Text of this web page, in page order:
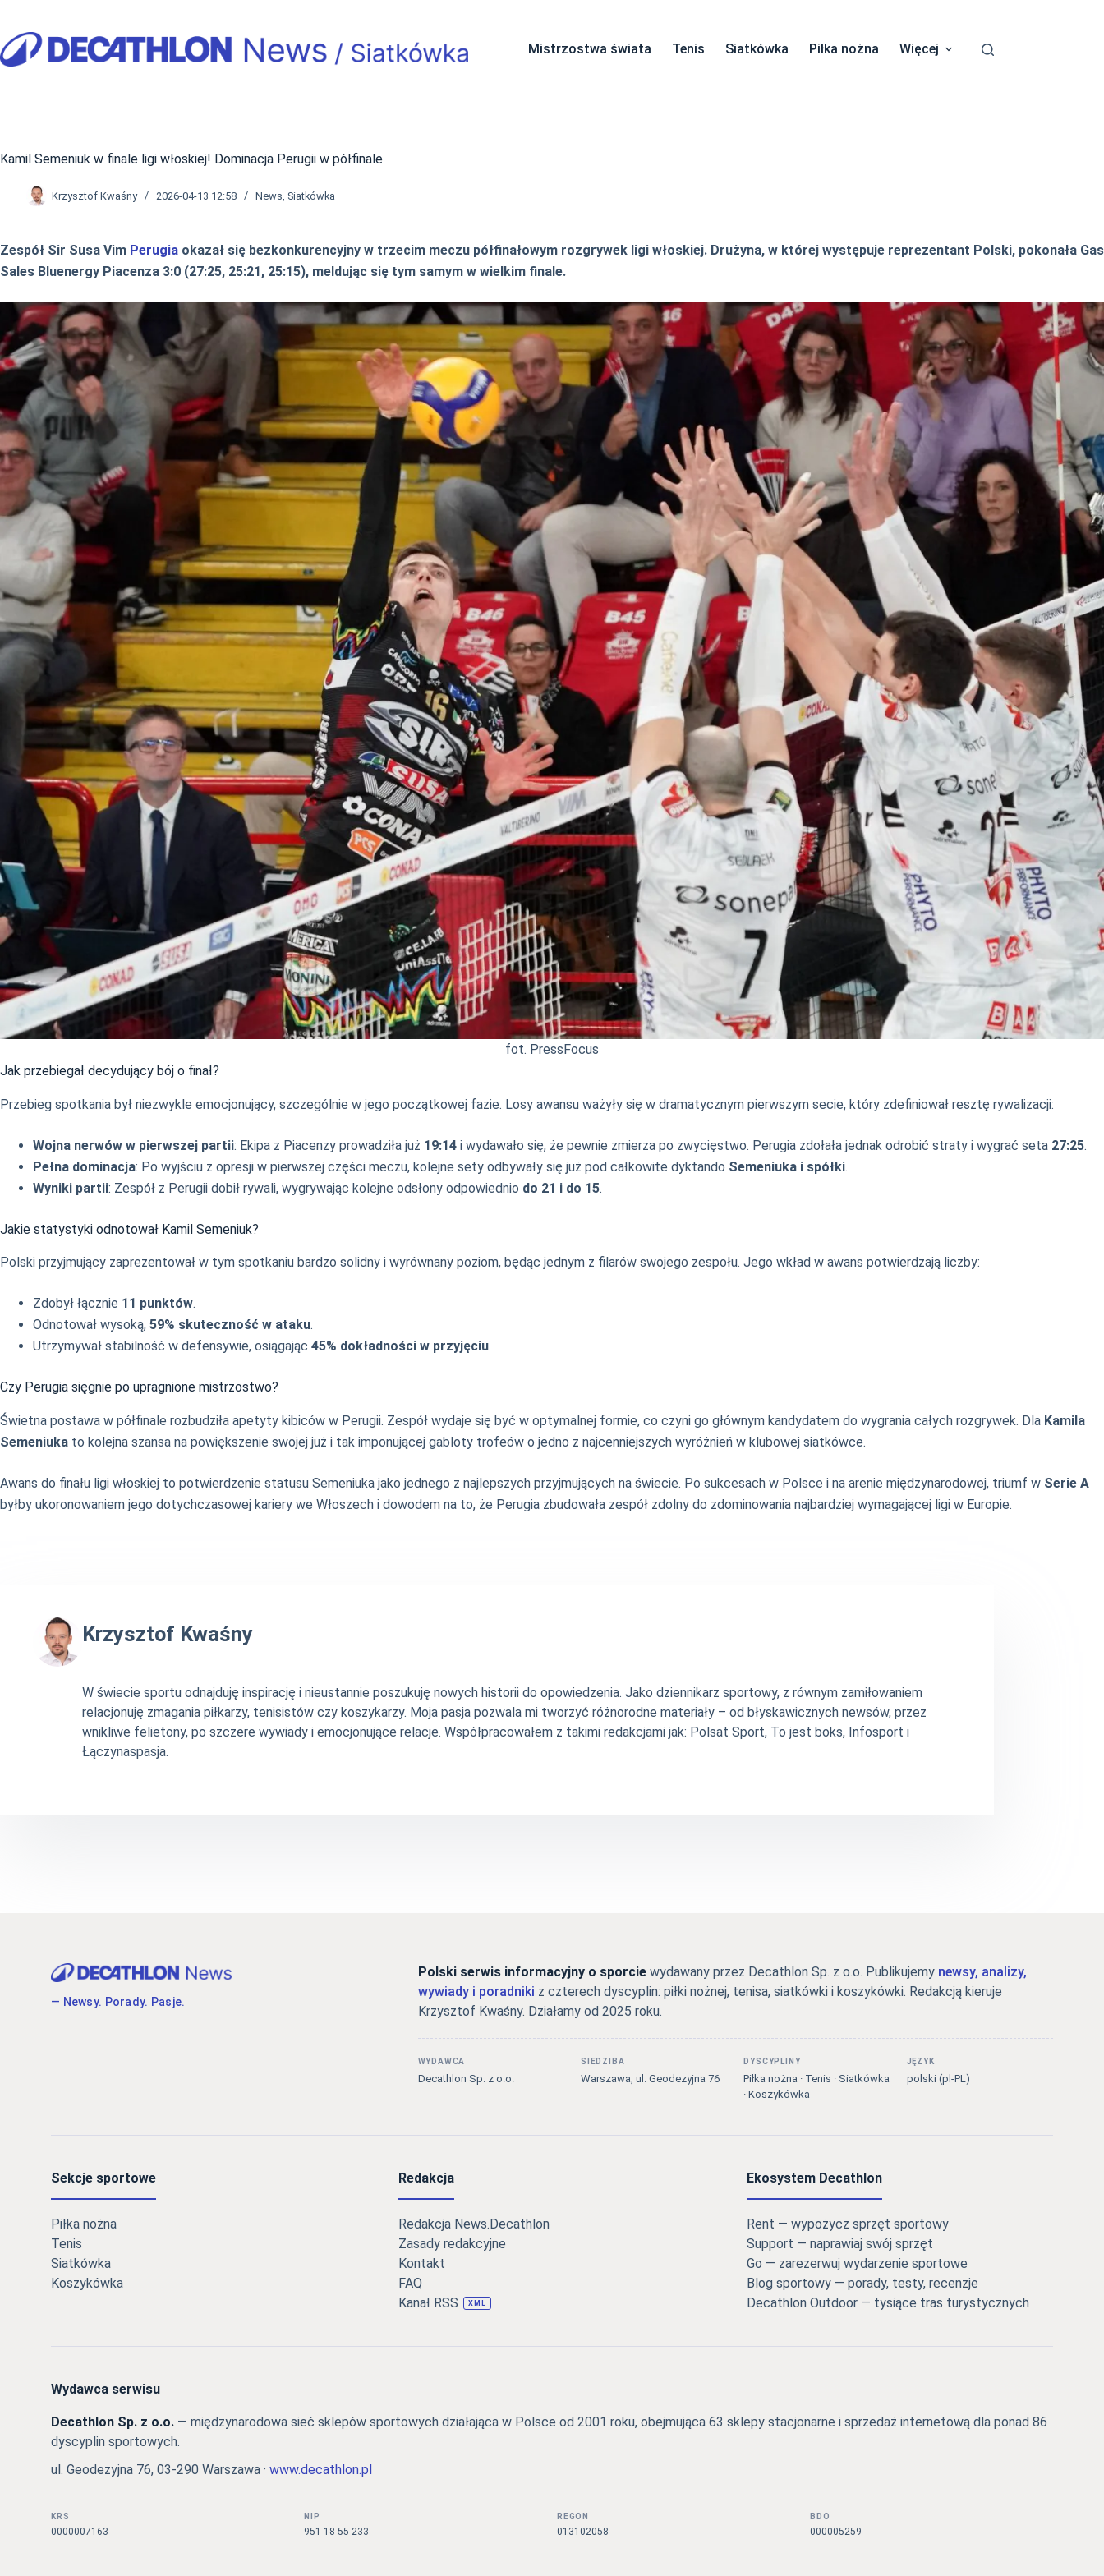
treści
Mistrzostwa świata Tenis Siatkówka Piłka nożna Więcej
Kamil Semeniuk w finale ligi włoskiej! Dominacja Perugii w półfinale
Krzysztof Kwaśny 2026-04-13 12:58 News Siatkówka
Zespół Sir Susa Vim Perugia okazał się bezkonkurencyjny w trzecim meczu półfinałowym rozgrywek ligi włoskiej. Drużyna, w której występuje reprezentant Polski, pokonała Gas
Sales Bluenergy Piacenza 3:0 (27:25, 25:21, 25:15), meldując się tym samym w wielkim finale.
fot. PressFocus
Jak przebiegał decydujący bój o finał?
Przebieg spotkania był niezwykle emocjonujący, szczególnie w jego początkowej fazie. Losy awansu ważyły się w dramatycznym pierwszym secie, który zdefiniował resztę rywalizacji:
Wojna nerwów w pierwszej partii: Ekipa z Piacenzy prowadziła już 19:14 i wydawało się, że pewnie zmierza po zwycięstwo. Perugia zdołała jednak odrobić straty i wygrać seta 27:25.
Pełna dominacja: Po wyjściu z opresji w pierwszej części meczu, kolejne sety odbywały się już pod całkowite dyktando Semeniuka i spółki.
Wyniki partii: Zespół z Perugii dobił rywali, wygrywając kolejne odsłony odpowiednio do 21 i do 15.
Jakie statystyki odnotował Kamil Semeniuk?
Polski przyjmujący zaprezentował w tym spotkaniu bardzo solidny i wyrównany poziom, będąc jednym z filarów swojego zespołu. Jego wkład w awans potwierdzają liczby:
Zdobył łącznie 11 punktów.
Odnotował wysoką, 59% skuteczność w ataku.
Utrzymywał stabilność w defensywie, osiągając 45% dokładności w przyjęciu.
Czy Perugia sięgnie po upragnione mistrzostwo?
Świetna postawa w półfinale rozbudziła apetyty kibiców w Perugii. Zespół wydaje się być w optymalnej formie, co czyni go głównym kandydatem do wygrania całych rozgrywek. Dla Kamila
Semeniuka to kolejna szansa na powiększenie swojej już i tak imponującej gabloty trofeów o jedno z najcenniejszych wyróżnień w klubowej siatkówce.
Awans do finału ligi włoskiej to potwierdzenie statusu Semeniuka jako jednego z najlepszych przyjmujących na świecie. Po sukcesach w Polsce i na arenie międzynarodowej, triumf w Serie A
byłby ukoronowaniem jego dotychczasowej kariery we Włoszech i dowodem na to, że Perugia zbudowała zespół zdolny do zdominowania najbardziej wymagającej ligi w Europie.
Krzysztof Kwaśny
W świecie sportu odnajduję inspirację i nieustannie poszukuję nowych historii do opowiedzenia. Jako dziennikarz sportowy, z równym zamiłowaniem
relacjonuję zmagania piłkarzy, tenisistów czy koszykarzy. Moja pasja pozwala mi tworzyć różnorodne materiały – od błyskawicznych newsów, przez
wnikliwe felietony, po szczere wywiady i emocjonujące relacje. Współpracowałem z takimi redakcjami jak: Polsat Sport, To jest boks, Infosport i
Łączynaspasja.
— Newsy. Porady. Pasje.
Polski serwis informacyjny o sporciewydawany przez Decathlon Sp. z o.o. Publikujemy newsy, analizy,
wywiady i poradniki z czterech dyscyplin: piłki nożnej, tenisa, siatkówki i koszykówki. Redakcją kieruje
Krzysztof Kwaśny. Działamy od 2025 roku.
WYDAWCA
Decathlon Sp. z o.o.
SIEDZIBA
Warszawa, ul. Geodezyjna 76
DYSCYPLINY
Piłka nożna · Tenis · Siatkówka
· Koszykówka
JĘZYK
polski (pl-PL)
Sekcje sportowe
Piłka nożna
Tenis
Siatkówka
Koszykówka
Redakcja
Redakcja News.Decathlon
Zasady redakcyjne
Kontakt
FAQ
Kanał RSS
XML
Ekosystem Decathlon
Rent — wypożycz sprzęt sportowy
Support — naprawiaj swój sprzęt
Go — zarezerwuj wydarzenie sportowe
Blog sportowy — porady, testy, recenzje
Decathlon Outdoor — tysiące tras turystycznych
Wydawca serwisu
Decathlon Sp. z o.o. — międzynarodowa sieć sklepów sportowych działająca w Polsce od 2001 roku, obejmująca 63 sklepy stacjonarne i sprzedaż internetową dla ponad 86
dyscyplin sportowych.
ul. Geodezyjna 76, 03-290 Warszawa · www.decathlon.pl
KRS
0000007163
NIP
951-18-55-233
REGON
013102058
BDO
000005259